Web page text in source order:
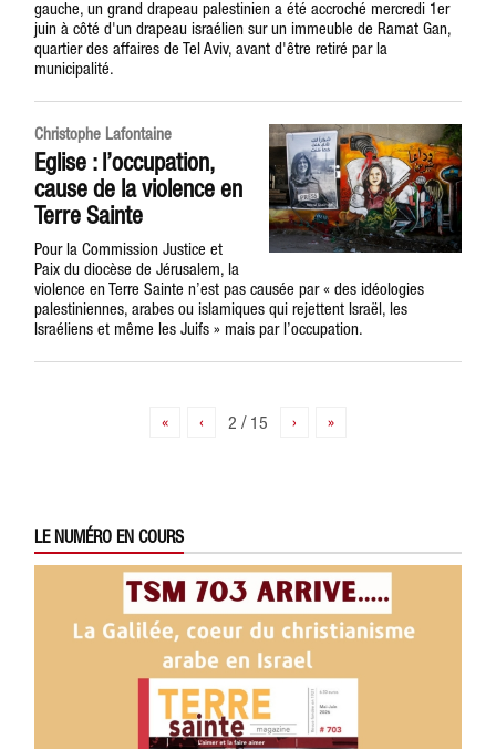
gauche, un grand drapeau palestinien a été accroché mercredi 1er
juin à côté d'un drapeau israélien sur un immeuble de Ramat Gan,
quartier des affaires de Tel Aviv, avant d'être retiré par la
municipalité.
Christophe Lafontaine
Eglise : l’occupation,
cause de la violence en
Terre Sainte
Pour la Commission Justice et
Paix du diocèse de Jérusalem, la
violence en Terre Sainte n’est pas causée par « des idéologies
palestiniennes, arabes ou islamiques qui rejettent Israël, les
Israéliens et même les Juifs » mais par l’occupation.
« ‹ 2 / 15 › »
LE NUMÉRO EN COURS